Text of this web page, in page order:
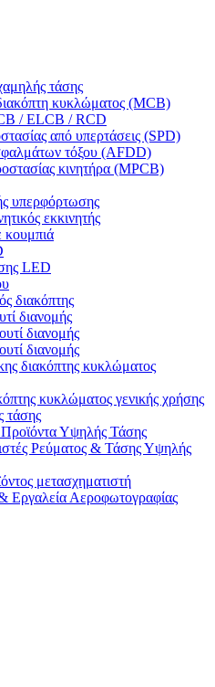
τάσης
κυκλώματος (MCB)
/ ELCB / RCD
από υπερτάσεις (SPD)
τόξου (AFDD)
κινητήρα (MPCB)
υπερφόρτωσης
εκκινητής
κουμπιά
LED
διακόπτης
διανομής
διανομής
διανομής
διακόπτης κυκλώματος
κυκλώματος γενικής χρήσης
τάσης
Υψηλής Τάσης
Ρεύματος & Τάσης Υψηλής
μετασχηματιστή
Εργαλεία Αεροφωτογραφίας